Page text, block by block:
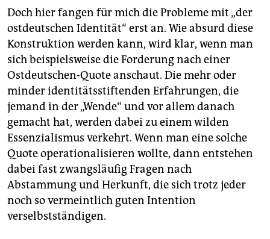
Doch hier fangen für mich die Probleme mit „der
ostdeutschen Identität“ erst an. Wie absurd diese
Konstruktion werden kann, wird klar, wenn man
sich beispielsweise die Forderung nach einer
Ostdeutschen-Quote anschaut. Die mehr oder
minder identitätsstiftenden Erfahrungen, die
jemand in der „Wende“ und vor allem danach
gemacht hat, werden dabei zu einem wilden
Essenzialismus verkehrt. Wenn man eine solche
Quote operationalisieren wollte, dann entstehen
dabei fast zwangsläufig Fragen nach
Abstammung und Herkunft, die sich trotz jeder
noch so vermeintlich guten Intention
verselbstständigen.